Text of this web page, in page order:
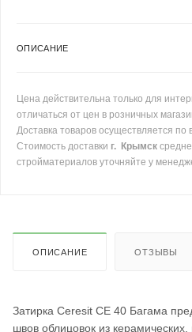
ОПИСАНИЕ
Цена действительна только для
отличаться от цен в розничных
Доставка товаров осуществляется по
Стоимость доставки г. Крымск
стройматериалов уточняйте у
ОПИСАНИЕ ОТЗЫВЫ
Затирка Ceresit СЕ 40 Багама
швов облицовок из